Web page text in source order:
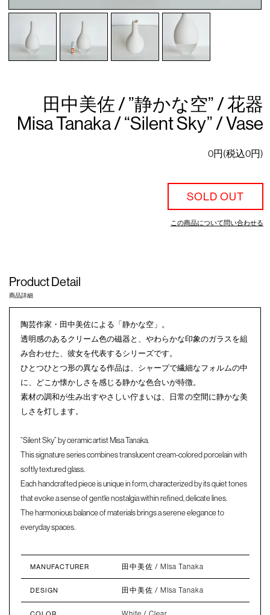
田中美佐 / ”静かな空” / 花器
Misa Tanaka / “Silent Sky” / Vase
0円(税込0円)
SOLD OUT
この商品について問い合わせる
Product Detail
商品詳細
陶芸作家・田中美佐による「静かな空」。
透明感のあるクリーム色の磁器と、やわらかな印象のガラスを組
み合わせた、彼女を代表するシリーズです。
ひとつひとつ形の異なる作品は、シャープで繊細なフォルムの中
に、どこか懐かしさを感じる静かな色合いが特徴。
素材の調和が生み出すやさしい佇まいは、日常の空間に静かな美
しさを灯します。
“Silent Sky” by ceramic artist Misa Tanaka.
This signature series combines translucent cream-colored porcelain with
softly textured glass.
Each handcrafted piece is unique in form, characterized by its quiet tones
that evoke a sense of gentle nostalgia within refined, delicate lines.
The harmonious balance of materials brings a serene elegance to
everyday spaces.
MANUFACTURER 田中美佐 / MIsa Tanaka
DESIGN 田中美佐 / MIsa Tanaka